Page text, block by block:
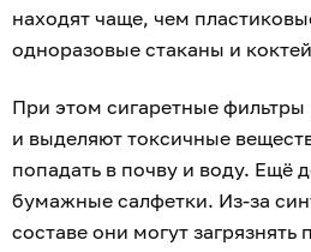
находят чаще, чем
одноразовые стаканы и
При этом сигаретные фильтры
и выделяют токсичные
попадать в почву и воду. Ещё
бумажные салфетки. Из-за
составе они могут загрязнять